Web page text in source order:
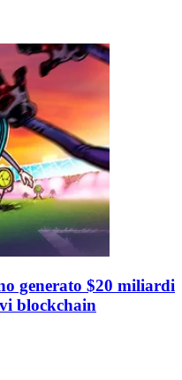
generato $20 miliardi
blockchain